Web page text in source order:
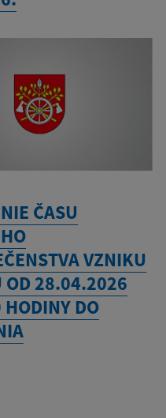
ČASU
VZNIKU
OD 28.04.2026
DO